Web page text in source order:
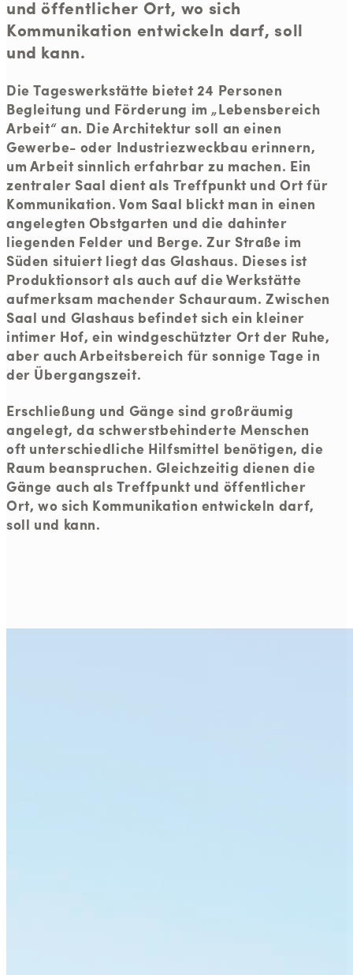
und öffentlicher Ort, wo sich
Kommunikation entwickeln darf, soll
und kann.
Die Tageswerkstätte bietet 24 Personen
Begleitung und Förderung im „Lebensbereich
Arbeit“ an. Die Architektur soll an einen
Gewerbe- oder Industriezweckbau erinnern,
um Arbeit sinnlich erfahrbar zu machen. Ein
zentraler Saal dient als Treffpunkt und Ort für
Kommunikation. Vom Saal blickt man in einen
angelegten Obstgarten und die dahinter
liegenden Felder und Berge. Zur Straße im
Süden situiert liegt das Glashaus. Dieses ist
Produktionsort als auch auf die Werkstätte
aufmerksam machender Schauraum. Zwischen
Saal und Glashaus befindet sich ein kleiner
intimer Hof, ein windgeschützter Ort der Ruhe,
aber auch Arbeitsbereich für sonnige Tage in
der Übergangszeit.
Erschließung und Gänge sind großräumig
angelegt, da schwerstbehinderte Menschen
oft unterschiedliche Hilfsmittel benötigen, die
Raum beanspruchen. Gleichzeitig dienen die
Gänge auch als Treffpunkt und öffentlicher
Ort, wo sich Kommunikation entwickeln darf,
soll und kann.